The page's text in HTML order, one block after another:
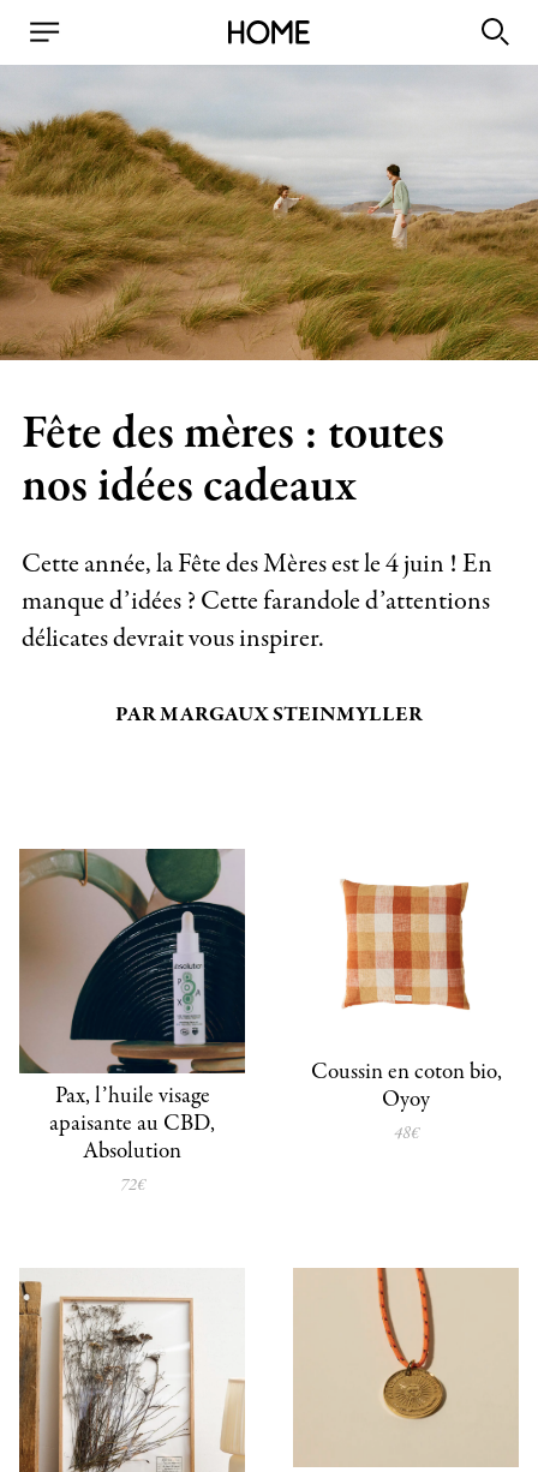
Fête des mères : toutes
nos idées cadeaux
Cette année, la Fête des Mères est le 4 juin ! En
manque d’idées ? Cette farandole d’attentions
délicates devrait vous inspirer.
PAR MARGAUX STEINMYLLER
Pax, l’huile visage
apaisante au CBD,
Absolution
72€
Coussin en coton bio,
Oyoy
48€